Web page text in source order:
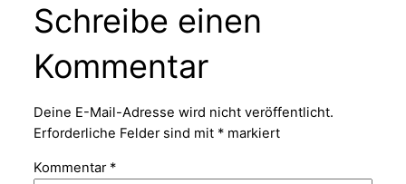
Schreibe einen
Kommentar
Deine E-Mail-Adresse wird nicht veröffentlicht.
Erforderliche Felder sind mit *markiert
Kommentar *